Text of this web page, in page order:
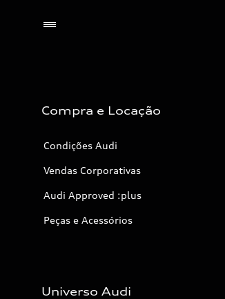
Compra e Locação
Condições Audi
Vendas Corporativas
Audi Approved :plus
Peças e Acessórios
Universo Audi